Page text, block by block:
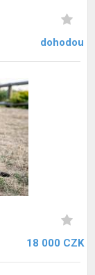
dohodou
18 000 CZK